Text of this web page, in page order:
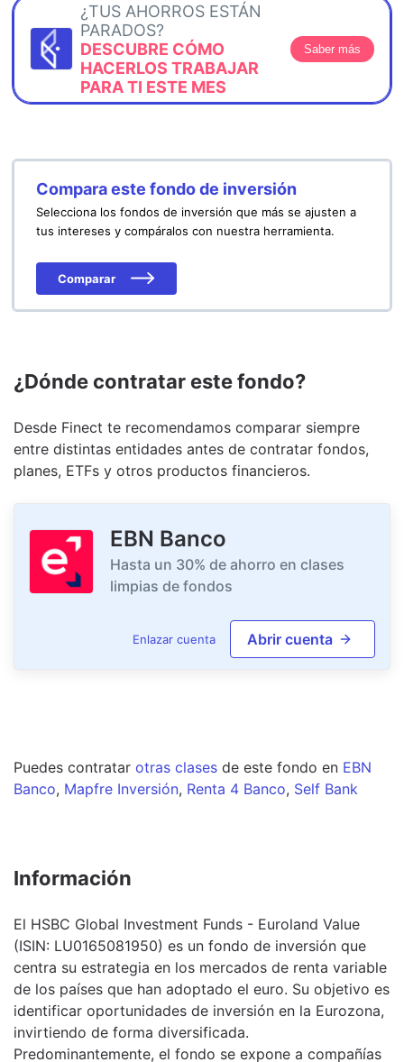
¿TUS AHORROS ESTÁN
PARADOS?
DESCUBRE CÓMO
HACERLOS TRABAJAR
PARA TI ESTE MES
Saber más
Compara este fondo de inversión
Selecciona los fondos de inversión que más se ajusten a
tus intereses y compáralos con nuestra herramienta.
Comparar
¿Dónde contratar este fondo?
Desde Finect te recomendamos comparar siempre
entre distintas entidades antes de contratar fondos,
planes, ETFs y otros productos financieros.
EBN Banco
Hasta un 30% de ahorro en clases
limpias de fondos
Enlazar cuenta Abrir cuenta
Puedes contratar otras clases de este fondo en EBN
Banco, Mapfre Inversión, Renta 4 Banco, Self Bank
Información
El HSBC Global Investment Funds - Euroland Value
(ISIN: LU0165081950) es un fondo de inversión que
centra su estrategia en los mercados de renta variable
de los países que han adoptado el euro. Su objetivo es
identificar oportunidades de inversión en la Eurozona,
invirtiendo de forma diversificada.
Predominantemente, el fondo se expone a compañías